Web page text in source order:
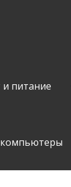
питание